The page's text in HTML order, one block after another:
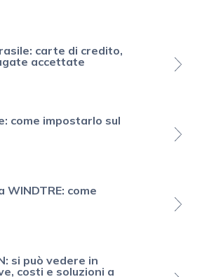
carte di credito,
accettate
come impostarlo sul
come
si può vedere in
costi e soluzioni a